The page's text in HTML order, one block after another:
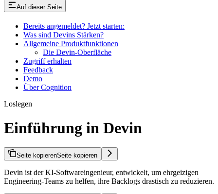
Auf dieser Seite
Bereits angemeldet? Jetzt starten:
Was sind Devins Stärken?
Allgemeine Produktfunktionen
Die Devin-Oberfläche
Zugriff erhalten
Feedback
Demo
Über Cognition
Loslegen
Einführung in Devin
Seite kopierenSeite kopieren
Devin ist der KI-Softwareingenieur, entwickelt, um ehrgeizigen
Engineering-Teams zu helfen, ihre Backlogs drastisch zu reduzieren.